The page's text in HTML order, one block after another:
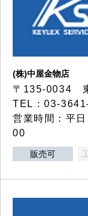
(株)中屋金物店
〒135-0034
TEL：03-
営業時間：平
00
販売可